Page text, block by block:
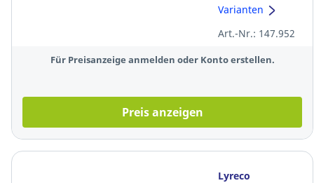
Strichstärke:
Varianten
Art.-Nr.: 147.952
Für Preisanzeige anmelden oder Konto erstellen.
Preis anzeigen
Lyreco